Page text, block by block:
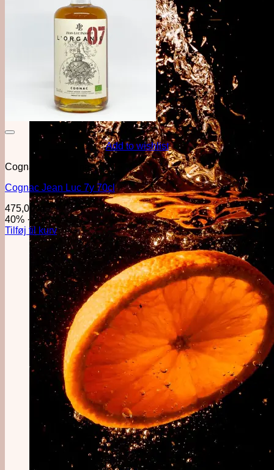
Add to wishlist
Cognac & Armagnac
Cognac Jean Luc 7y 70cl
475,00kr.
40% ·70cl
Tilføj til kurv